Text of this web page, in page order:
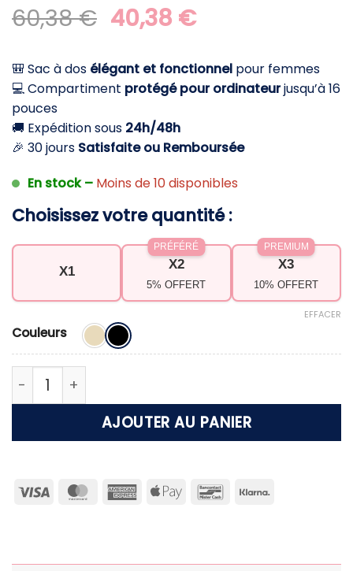
60,38€ Le
prix
initial
était :
60,38 €.
40,38 €Le
actuel
est :
40,38 €.
🎒 Sac à dos élégant et fonctionnel pour femmes
💻 Compartiment protégé pour ordinateurjusqu’à 16
pouces
🚚 Expédition sous 24h/48h
🎉 30 jours Satisfaite ou Remboursée
En stock – Moins de 10 disponibles
Choisissez votre quantité :
X1 X2
5% OFFERT
PRÉFÉRÉ
X3
10% OFFERT
PREMIUM
Couleurs
EFFACER
quantité de Sac à dos femme en nylon noir –
AJOUTER AU PANIER
Visa MasterCardAmericanApple
Bancontact
Klarna